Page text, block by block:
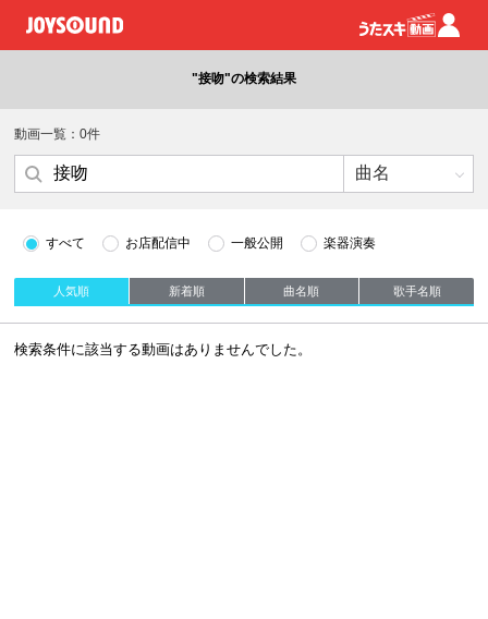
"接吻"の検索結果
動画一覧：0件
すべて お店配信中 一般公開 楽器演奏
人気順 新着順 曲名順 歌手名順
検索条件に該当する動画はありませんでした。